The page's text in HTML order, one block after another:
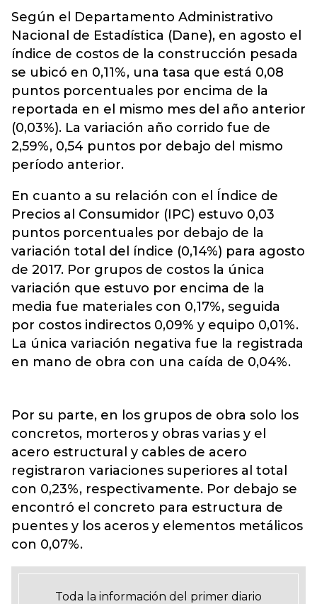
Según el Departamento Administrativo
Nacional de Estadística (Dane), en agosto el
índice de costos de la construcción pesada
se ubicó en 0,11%, una tasa que está 0,08
puntos porcentuales por encima de la
reportada en el mismo mes del año anterior
(0,03%). La variación año corrido fue de
2,59%, 0,54 puntos por debajo del mismo
período anterior.
En cuanto a su relación con el Índice de
Precios al Consumidor (IPC) estuvo 0,03
puntos porcentuales por debajo de la
variación total del índice (0,14%) para agosto
de 2017. Por grupos de costos la única
variación que estuvo por encima de la
media fue materiales con 0,17%, seguida
por costos indirectos 0,09% y equipo 0,01%.
La única variación negativa fue la registrada
en mano de obra con una caída de 0,04%.
Por su parte, en los grupos de obra solo los
concretos, morteros y obras varias y el
acero estructural y cables de acero
registraron variaciones superiores al total
con 0,23%, respectivamente. Por debajo se
encontró el concreto para estructura de
puentes y los aceros y elementos metálicos
con 0,07%.
Toda la información del primer diario